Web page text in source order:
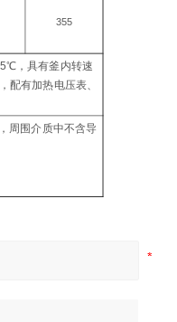
355
，具有釜内转速
配有加热电压表、
周围介质中不含导